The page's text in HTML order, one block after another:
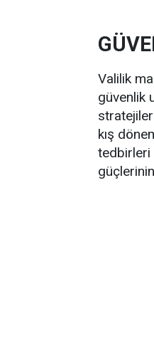
Valilik
güvenlik
kış
tedbirleri
güçlerinin